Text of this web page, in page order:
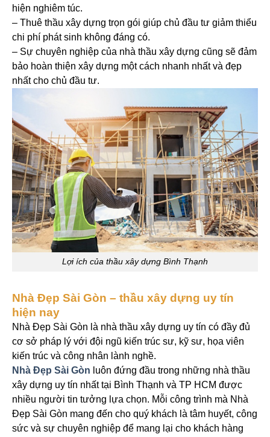
hiện nghiêm túc.
– Thuê thầu xây dựng trọn gói giúp chủ đầu tư giảm thiểu
chi phí phát sinh không đáng có.
– Sự chuyên nghiệp của nhà thầu xây dựng cũng sẽ đảm
bảo hoàn thiện xây dựng một cách nhanh nhất và đẹp
nhất cho chủ đầu tư.
Lợi ích của thầu xây dựng Bình Thạnh
Nhà Đẹp Sài Gòn – thầu xây dựng uy tín
hiện nay
Nhà Đẹp Sài Gòn là nhà thầu xây dựng uy tín có đầy đủ
cơ sở pháp lý với đội ngũ kiến trúc sư, kỹ sư, họa viên
kiến trúc và công nhân lành nghề.
Nhà Đẹp Sài Gòn luôn đứng đầu trong những nhà thầu
xây dựng uy tín nhất tại Bình Thạnh và TP HCM được
nhiều người tin tưởng lựa chọn. Mỗi công trình mà Nhà
Đẹp Sài Gòn mang đến cho quý khách là tâm huyết, công
sức và sự chuyên nghiệp để mang lại cho khách hàng